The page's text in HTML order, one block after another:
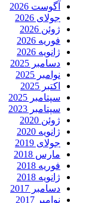
آگوست 2026
جولای 2026
ژوئن 2026
فوریه 2026
ژانویه 2026
دسامبر 2025
نوامبر 2025
اکتبر 2025
سپتامبر 2025
سپتامبر 2023
ژوئن 2020
ژانویه 2020
جولای 2019
مارس 2018
فوریه 2018
ژانویه 2018
دسامبر 2017
نوامبر 2017